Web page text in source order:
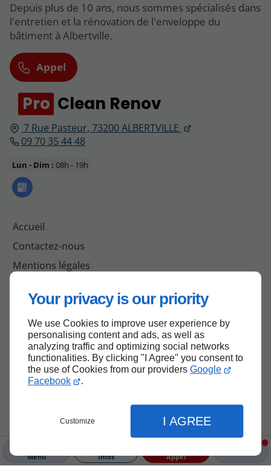
Your privacy is our priority
We use Cookies to improve user experience by
personalising content and ads, as well as
analyzing traffic and optimizing social networks
functionalities. By clicking "I Agree" you consent to
the use of Cookies from our providers Google
Facebook
.
Customize I AGREE
Menu Infos Appel
Pro Clean Renov
7 Rue Pasteur,73200ALBERTVILLE
09 70 35 44 48
Lun - Dim :08h - 19h
Accueil
Contactez-nous
Mentions légales
Depuis plus de 10 ans, nous sommes spécialisés dans
l'entretien et la rénovation de l'enveloppe du
bâtiment à Albertville.
Appel
Haut de page